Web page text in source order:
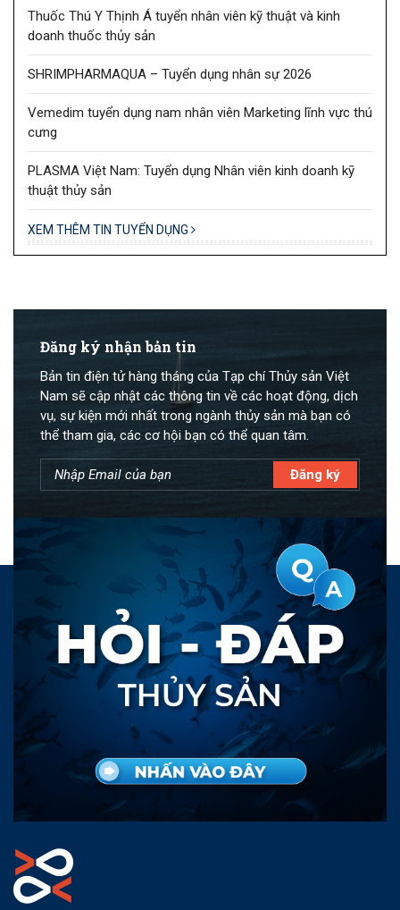
Thuốc Thú Y Thịnh Á tuyển nhân viên kỹ thuật và kinh
doanh thuốc thủy sản
SHRIMPHARMAQUA – Tuyển dụng nhân sự 2026
Vemedim tuyển dụng nam nhân viên Marketing lĩnh vực thú
cưng
PLASMA Việt Nam: Tuyển dụng Nhân viên kinh doanh kỹ
thuật thủy sản
XEM THÊM TIN TUYỂN DỤNG
Đăng ký nhận bản tin
Bản tin điện tử hàng tháng của Tạp chí Thủy sản Việt
Nam sẽ cập nhật các thông tin về các hoạt động, dịch
vụ, sự kiện mới nhất trong ngành thủy sản mà bạn có
thể tham gia, các cơ hội bạn có thể quan tâm.